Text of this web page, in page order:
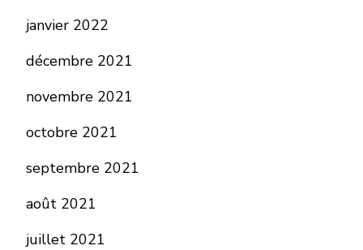
janvier 2022
décembre 2021
novembre 2021
octobre 2021
septembre 2021
août 2021
juillet 2021